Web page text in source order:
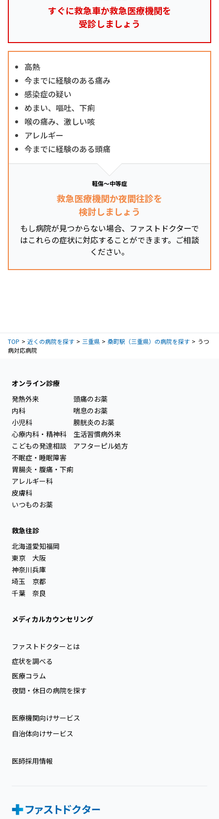
すぐに救急車か救急医療機関を
受診しましょう
高熱
今までに経験のある痛み
感染症の疑い
めまい、嘔吐、下痢
喉の痛み、激しい咳
アレルギー
今までに経験のある頭痛
軽傷～中等症
救急医療機関か夜間往診を
検討しましょう
もし病院が見つからない場合、ファストドクターで
はこれらの症状に対応することができます。ご相談
ください。
TOP 近くの病院を探す 三重県 桑町駅（三重県）の病院を探す
うつ
病対応病院
オンライン診療
発熱外来
内科
小児科
心療内科・精神科
こどもの発達相談
不眠症・睡眠障害
胃腸炎・腹痛・下痢
アレルギー科
皮膚科
いつものお薬
頭痛のお薬
喘息のお薬
膀胱炎のお薬
生活習慣病外来
アフターピル処方
救急往診
北海道
東京
神奈川
埼玉
千葉
愛知
大阪
兵庫
京都
奈良
福岡
メディカルカウンセリング
ファストドクターとは
症状を調べる
医療コラム
夜間・休日の病院を探す
医療機関向けサービス
自治体向けサービス
医師採用情報